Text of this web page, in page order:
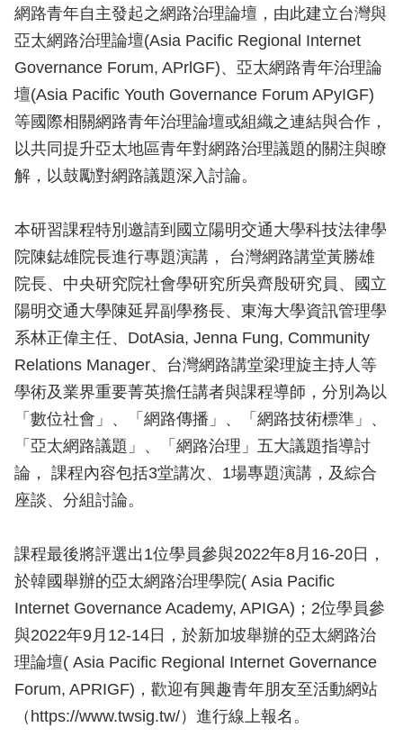
網路青年自主發起之網路治理論壇，由此建立台灣與
亞太網路治理論壇(Asia Pacific Regional Internet
Governance Forum, APrlGF)、亞太網路青年治理論
壇(Asia Pacific Youth Governance Forum APyIGF)
等國際相關網路青年治理論壇或組織之連結與合作，
以共同提升亞太地區青年對網路治理議題的關注與瞭
解，以鼓勵對網路議題深入討論。
本研習課程特別邀請到國立陽明交通大學科技法律學
院陳鋕雄院長進行專題演講， 台灣網路講堂黃勝雄
院長、中央研究院社會學研究所吳齊殷研究員、國立
陽明交通大學陳延昇副學務長、東海大學資訊管理學
系林正偉主任、DotAsia, Jenna Fung, Community
Relations Manager、台灣網路講堂梁理旋主持人等
學術及業界重要菁英擔任講者與課程導師，分別為以
「數位社會」、「網路傳播」、「網路技術標準」、
「亞太網路議題」、「網路治理」五大議題指導討
論， 課程內容包括3堂講次、1場專題演講，及綜合
座談、分組討論。
課程最後將評選出1位學員參與2022年8月16-20日，
於韓國舉辦的亞太網路治理學院( Asia Pacific
Internet Governance Academy, APIGA)；2位學員參
與2022年9月12-14日，於新加坡舉辦的亞太網路治
理論壇( Asia Pacific Regional Internet Governance
Forum, APRIGF)，歡迎有興趣青年朋友至活動網站
（https://www.twsig.tw/）進行線上報名。